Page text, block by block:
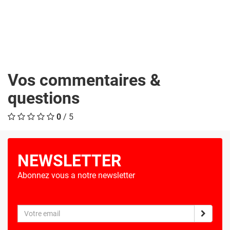
Vos commentaires &
questions
0 / 5
NEWSLETTER
Abonnez vous a notre newsletter